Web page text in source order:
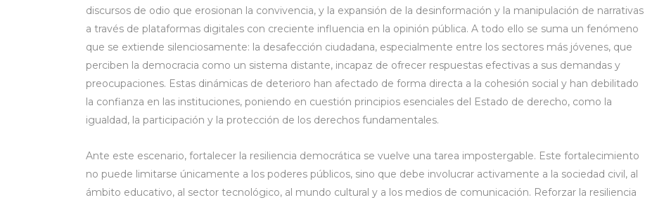
discursos de odio que erosionan la convivencia, y la expansión de la desinformación y la manipulación de narrativas
a través de plataformas digitales con creciente influencia en la opinión pública. A todo ello se suma un fenómeno
que se extiende silenciosamente: la desafección ciudadana, especialmente entre los sectores más jóvenes, que
perciben la democracia como un sistema distante, incapaz de ofrecer respuestas efectivas a sus demandas y
preocupaciones. Estas dinámicas de deterioro han afectado de forma directa a la cohesión social y han debilitado
la confianza en las instituciones, poniendo en cuestión principios esenciales del Estado de derecho, como la
igualdad, la participación y la protección de los derechos fundamentales.
Ante este escenario, fortalecer la resiliencia democrática se vuelve una tarea impostergable. Este fortalecimiento
no puede limitarse únicamente a los poderes públicos, sino que debe involucrar activamente a la sociedad civil, al
ámbito educativo, al sector tecnológico, al mundo cultural y a los medios de comunicación. Reforzar la resiliencia